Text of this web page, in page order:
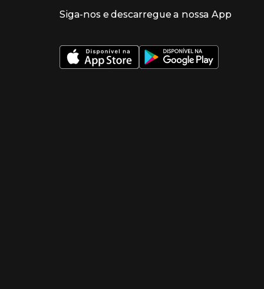
ventana)
ventana)
Siga-nos e descarregue a nossa App